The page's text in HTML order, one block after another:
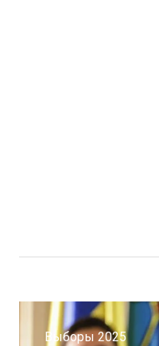
Выборы 2025